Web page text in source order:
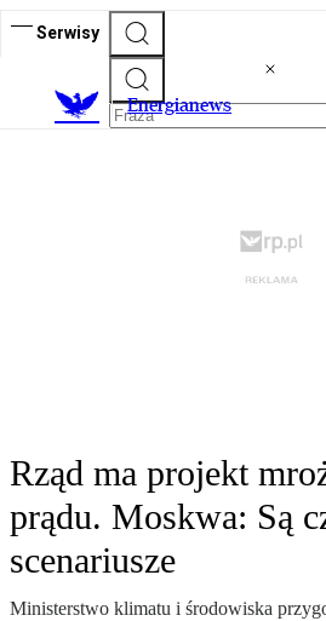
Serwisy
Energianews
Rząd ma projekt
prądu. Moskwa: Są
scenariusze
Ministerstwo klimatu i środowiska